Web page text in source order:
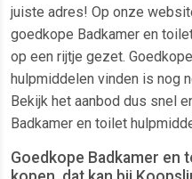
juiste adres! Op onze
goedkope Badkamer en
op een rijtje gezet.
hulpmiddelen vinden is nog
Bekijk het aanbod dus snel
Badkamer en toilet
Goedkope Badkamer en